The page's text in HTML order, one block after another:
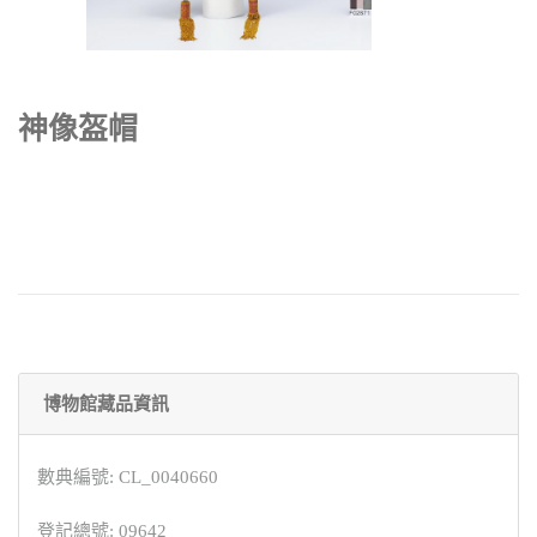
神像盔帽
博物館藏品資訊
數典編號: CL_0040660
登記總號: 09642